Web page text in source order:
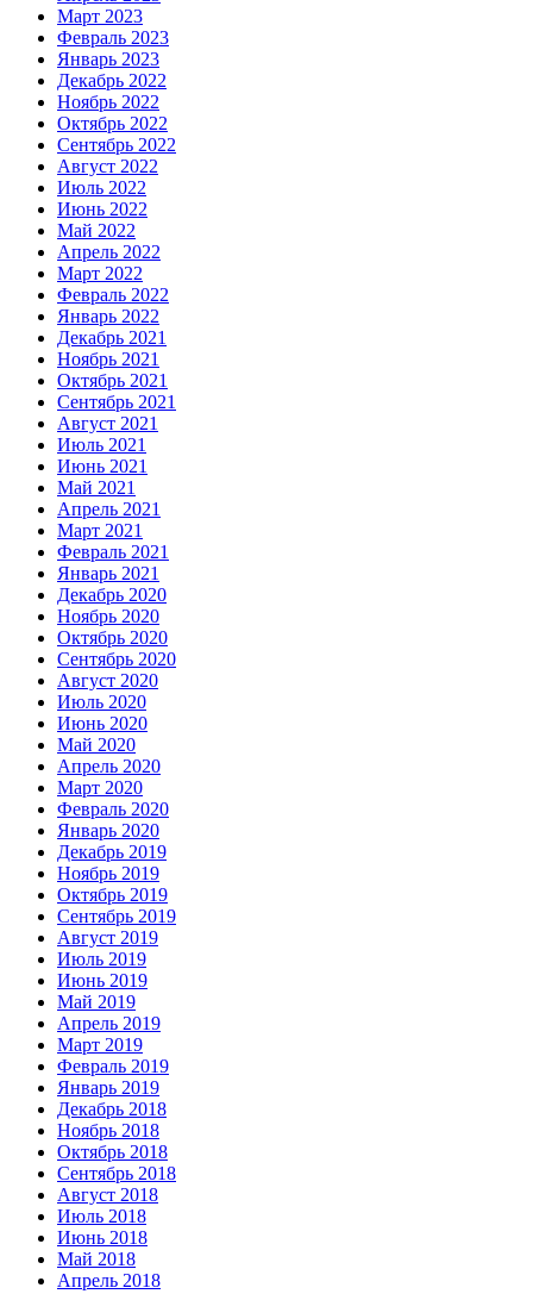
Март 2023
Февраль 2023
Январь 2023
Декабрь 2022
Ноябрь 2022
Октябрь 2022
Сентябрь 2022
Август 2022
Июль 2022
Июнь 2022
Май 2022
Апрель 2022
Март 2022
Февраль 2022
Январь 2022
Декабрь 2021
Ноябрь 2021
Октябрь 2021
Сентябрь 2021
Август 2021
Июль 2021
Июнь 2021
Май 2021
Апрель 2021
Март 2021
Февраль 2021
Январь 2021
Декабрь 2020
Ноябрь 2020
Октябрь 2020
Сентябрь 2020
Август 2020
Июль 2020
Июнь 2020
Май 2020
Апрель 2020
Март 2020
Февраль 2020
Январь 2020
Декабрь 2019
Ноябрь 2019
Октябрь 2019
Сентябрь 2019
Август 2019
Июль 2019
Июнь 2019
Май 2019
Апрель 2019
Март 2019
Февраль 2019
Январь 2019
Декабрь 2018
Ноябрь 2018
Октябрь 2018
Сентябрь 2018
Август 2018
Июль 2018
Июнь 2018
Май 2018
Апрель 2018